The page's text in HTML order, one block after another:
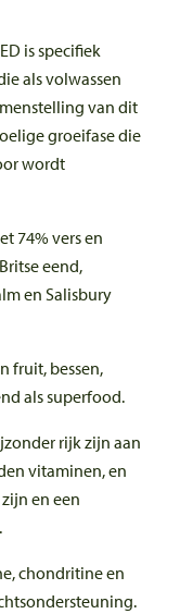
is specifiek
als volwassen
van dit
groeifase die
wordt
74% vers en
eend,
en Salisbury
fruit, bessen,
als superfood.
rijk zijn aan
vitaminen, en
en een
chondritine en